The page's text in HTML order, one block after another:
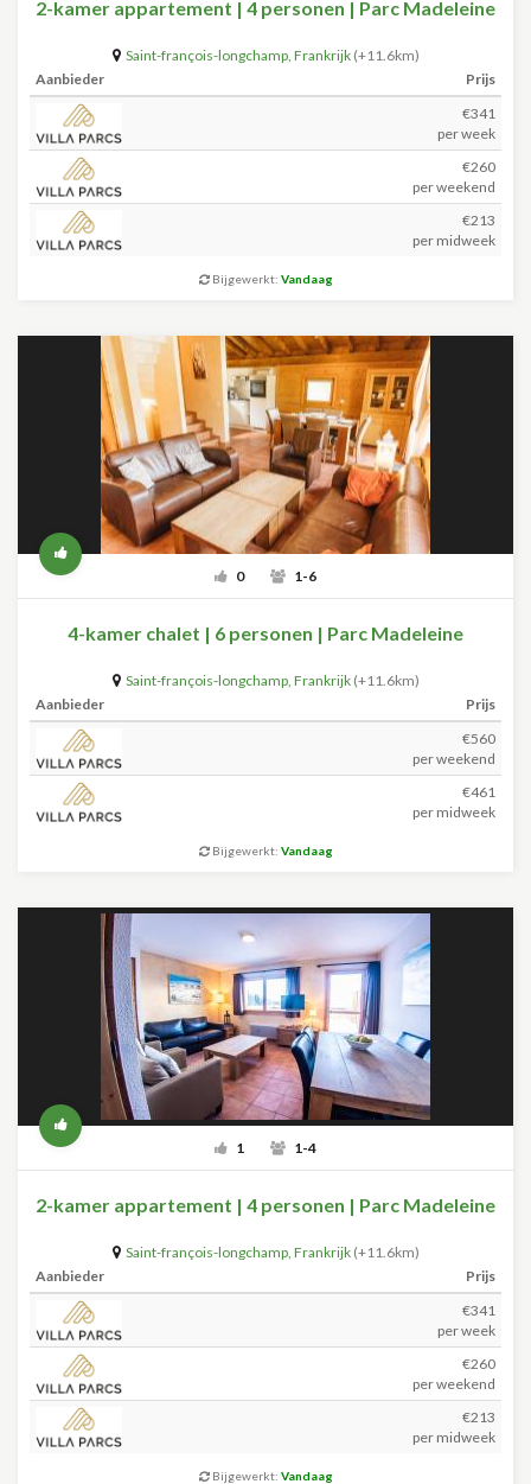
2-kamer appartement | 4 personen | Parc Madeleine
Saint-françois-longchamp, Frankrijk (+11.6km)
Aanbieder
Prijs
€341
per week
€260
per weekend
€213
per midweek
Bijgewerkt: Vandaag
0 1-6
4-kamer chalet | 6 personen | Parc Madeleine
Saint-françois-longchamp, Frankrijk (+11.6km)
Aanbieder
Prijs
€560
per weekend
€461
per midweek
Bijgewerkt: Vandaag
1 1-4
2-kamer appartement | 4 personen | Parc Madeleine
Saint-françois-longchamp, Frankrijk (+11.6km)
Aanbieder
Prijs
€341
per week
€260
per weekend
€213
per midweek
Bijgewerkt: Vandaag